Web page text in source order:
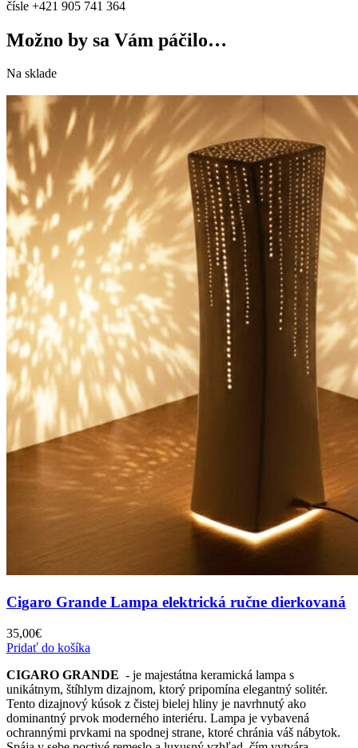
čísle +421 905 741 364
Možno by sa Vám páčilo…
Na sklade
Cigaro Grande Lampa elektrická ručne dierkovaná
35,00€
Pridať do košíka
CIGARO GRANDE - je majestátna keramická lampa s
unikátnym, štíhlym dizajnom, ktorý pripomína elegantný solitér.
Tento dizajnový kúsok z čistej bielej hliny je navrhnutý ako
dominantný prvok moderného interiéru. Lampa je vybavená
ochrannými prvkami na spodnej strane, ktoré chránia váš nábytok.